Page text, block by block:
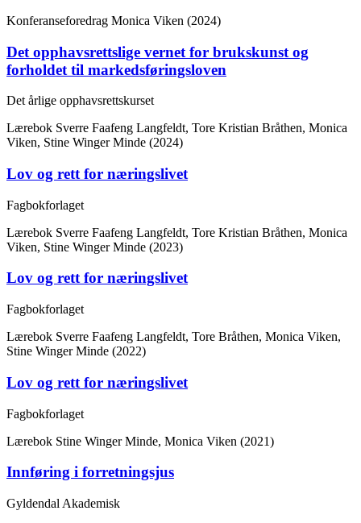
Konferanseforedrag Monica Viken (2024)
Det opphavsrettslige vernet for brukskunst og
forholdet til markedsføringsloven
Det årlige opphavsrettskurset
Lærebok Sverre Faafeng Langfeldt, Tore Kristian Bråthen, Monica
Viken, Stine Winger Minde (2024)
Lov og rett for næringslivet
Fagbokforlaget
Lærebok Sverre Faafeng Langfeldt, Tore Kristian Bråthen, Monica
Viken, Stine Winger Minde (2023)
Lov og rett for næringslivet
Fagbokforlaget
Lærebok Sverre Faafeng Langfeldt, Tore Bråthen, Monica Viken,
Stine Winger Minde (2022)
Lov og rett for næringslivet
Fagbokforlaget
Lærebok Stine Winger Minde, Monica Viken (2021)
Innføring i forretningsjus
Gyldendal Akademisk